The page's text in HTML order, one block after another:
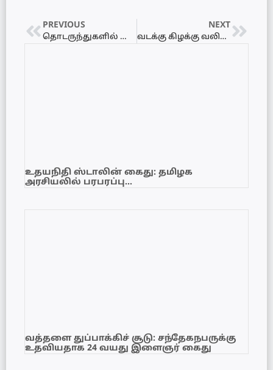
PREVIOUS
தொடருந்துகளில் பொதிகளை அனுப்புவதற்கான கட்டணங்கள் அதிகரிப்பு
NEXT
வடக்கு கிழக்கு வலிந்து காணாமல் ஆக்கப்பட்ட உறவுகளின் சங்கச் செயலாளர் ஊடக சந்திப்பு
உதயநிதி ஸ்டாலின் கைது: தமிழக
அரசியலில் பரபரப்பு…
வத்தளை துப்பாக்கிச் சூடு: சந்தேகநபருக்கு
உதவியதாக 24 வயது இளைஞர் கைது